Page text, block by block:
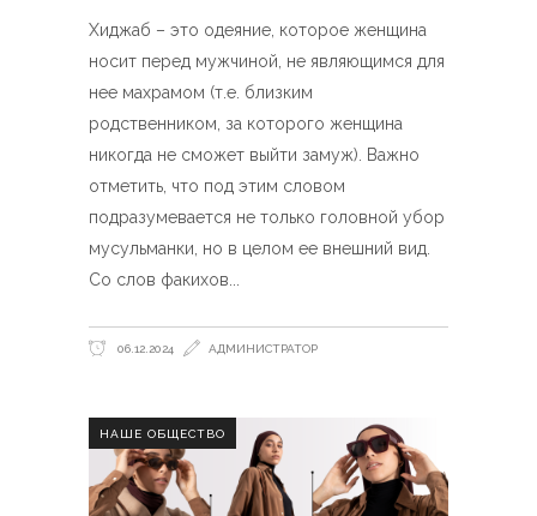
Хиджаб – это одеяние, которое женщина
носит перед мужчиной, не являющимся для
нее махрамом (т.е. близким
родственником, за которого женщина
никогда не сможет выйти замуж). Важно
отметить, что под этим словом
подразумевается не только головной убор
мусульманки, но в целом ее внешний вид.
Со слов факихов
06.12.2024 АДМИНИСТРАТОР
НАШЕ ОБЩЕСТВО